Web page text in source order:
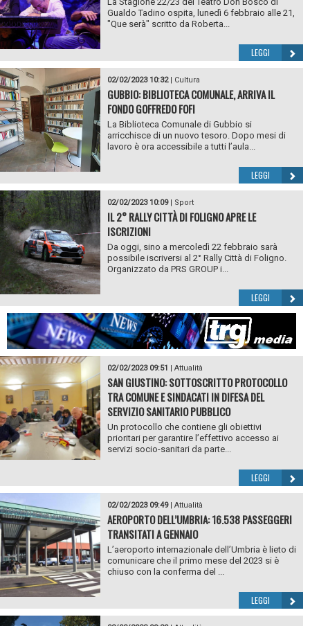
Gualdo Tadino ospita, lunedì 6 febbraio alle 21,
"Que serà" scritto da Roberta...
LEGGI
02/02/2023 10:32| Cultura
GUBBIO: BIBLIOTECA COMUNALE, ARRIVA IL
FONDO GOFFREDO FOFI
La Biblioteca Comunale di Gubbio si
arricchisce di un nuovo tesoro. Dopo mesi di
lavoro è ora accessibile a tutti l’aula...
LEGGI
02/02/2023 10:09| Sport
IL 2° RALLY CITTÀ DI FOLIGNO APRE LE
ISCRIZIONI
Da oggi, sino a mercoledì 22 febbraio sarà
possibile iscriversi al 2° Rally Città di Foligno.
Organizzato da PRS GROUP i...
LEGGI
02/02/2023 09:51 | Attualità
SAN GIUSTINO: SOTTOSCRITTO PROTOCOLLO
TRA COMUNE E SINDACATI IN DIFESA DEL
SERVIZIO SANITARIO PUBBLICO
Un protocollo che contiene gli obiettivi
prioritari per garantire l’effettivo accesso ai
servizi socio-sanitari da parte...
LEGGI
02/02/2023 09:49| Attualità
AEROPORTO DELL’UMBRIA: 16.538 PASSEGGERI
TRANSITATI A GENNAIO
L’aeroporto internazionale dell’Umbria è lieto di
comunicare che il primo mese del 2023 si è
chiuso con la conferma del ...
LEGGI